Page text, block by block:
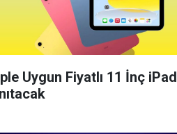
Uygun Fiyatlı 11 İnç iPad